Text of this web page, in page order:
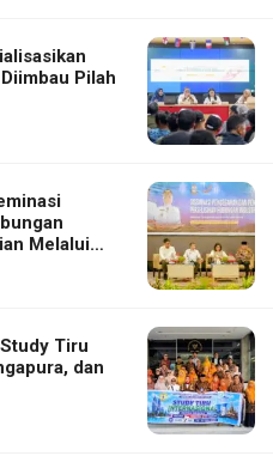
Pilah
Melalui
Tiru
dan